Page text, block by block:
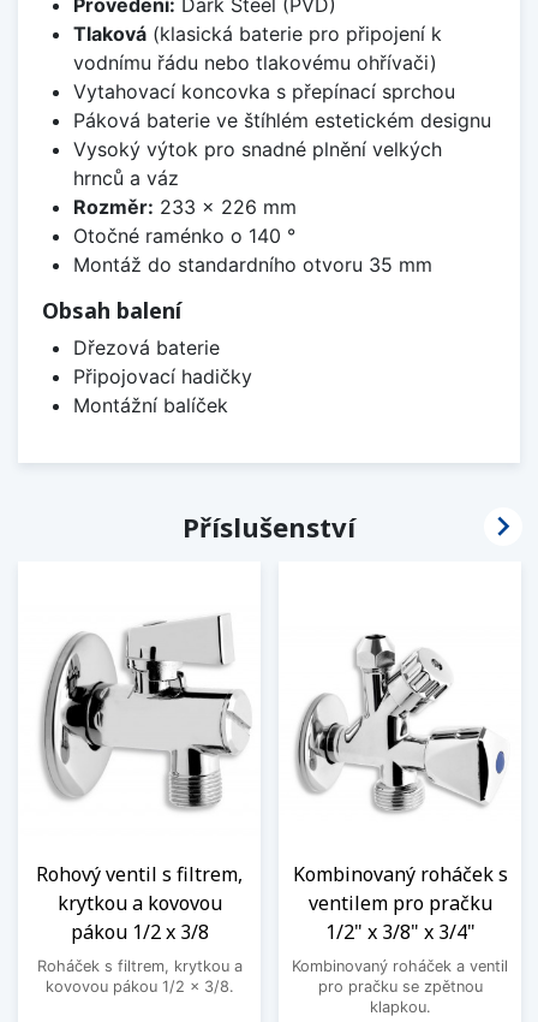
Provedení: Dark Steel (PVD)
Tlaková(klasická baterie pro připojení k
vodnímu řádu nebo tlakovému ohřívači)
Vytahovací koncovka s přepínací sprchou
Páková baterie ve štíhlém estetickém designu
Vysoký výtok pro snadné plnění velkých
hrnců a váz
Rozměr: 233 x 226 mm
Otočné raménko o 140 °
Montáž do standardního otvoru 35 mm
Obsah balení
Dřezová baterie
Připojovací hadičky
Montážní balíček
Příslušenství
Rohový ventil s filtrem,
krytkou a kovovou
pákou 1/2 x 3/8
Roháček s filtrem, krytkou a
kovovou pákou 1/2 x 3/8.
Kombinovaný roháček s
ventilem pro pračku
1/2" x 3/8" x 3/4"
Kombinovaný roháček a ventil
pro pračku se zpětnou
klapkou.
